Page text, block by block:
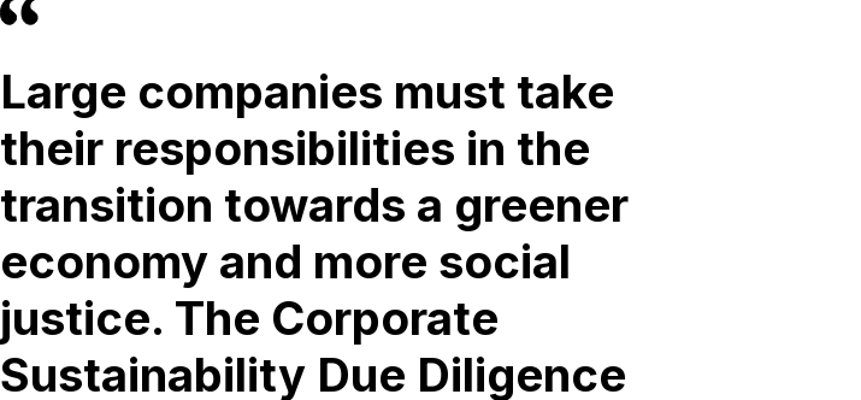
Large companies must take
their responsibilities in the
transition towards a greener
economy and more social
justice. The Corporate
Sustainability Due Diligence